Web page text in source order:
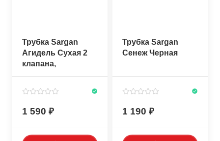
Трубка Sargan
Агидель Сухая 2
клапана,
прозрачный/ярко-
1 590
Трубка Sargan
Сенеж Черная
1 190